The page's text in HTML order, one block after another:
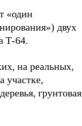
«один
двух
Т-64.
на реальных,
участке,
грунтовая